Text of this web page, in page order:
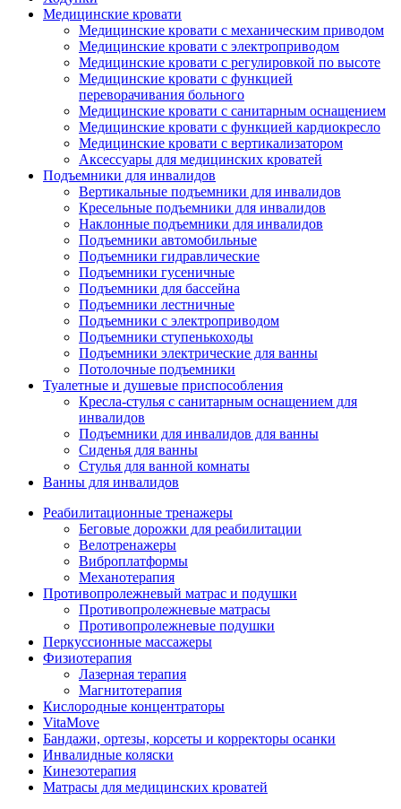
Медицинские кровати
Медицинские кровати с механическим приводом
Медицинские кровати с электроприводом
Медицинские кровати с регулировкой по высоте
Медицинские кровати с функцией
переворачивания больного
Медицинские кровати с санитарным оснащением
Медицинские кровати с функцией кардиокресло
Медицинские кровати с вертикализатором
Аксессуары для медицинских кроватей
Подъемники для инвалидов
Вертикальные подъемники для инвалидов
Кресельные подъемники для инвалидов
Наклонные подъемники для инвалидов
Подъемники автомобильные
Подъемники гидравлические
Подъемники гусеничные
Подъемники для бассейна
Подъемники лестничные
Подъемники с электроприводом
Подъемники ступенькоходы
Подъемники электрические для ванны
Потолочные подъемники
Туалетные и душевые приспособления
Кресла-стулья с санитарным оснащением для
инвалидов
Подъемники для инвалидов для ванны
Сиденья для ванны
Стулья для ванной комнаты
Ванны для инвалидов
Реабилитационные тренажеры
Беговые дорожки для реабилитации
Велотренажеры
Виброплатформы
Механотерапия
Противопролежневый матрас и подушки
Противопролежневые матрасы
Противопролежневые подушки
Перкуссионные массажеры
Физиотерапия
Лазерная терапия
Магнитотерапия
Кислородные концентраторы
VitaMove
Бандажи, ортезы, корсеты и корректоры осанки
Инвалидные коляски
Кинезотерапия
Матрасы для медицинских кроватей